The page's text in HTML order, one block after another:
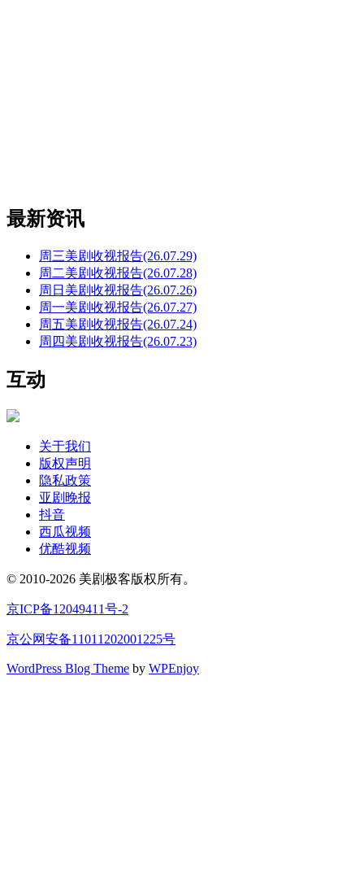
最新资讯
周三美剧收视报告(26.07.29)
周二美剧收视报告(26.07.28)
周日美剧收视报告(26.07.26)
周一美剧收视报告(26.07.27)
周五美剧收视报告(26.07.24)
周四美剧收视报告(26.07.23)
互动
关于我们
版权声明
隐私政策
亚剧晚报
抖音
西瓜视频
优酷视频
© 2010-2026 美剧极客版权所有。
京ICP备12049411号-2
京公网安备11011202001225号
WordPress Blog Theme by WPEnjoy